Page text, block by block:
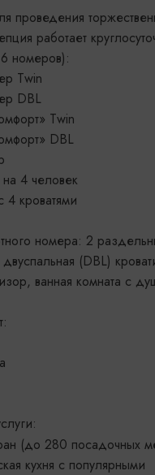
проведения
работает
номеров):
Twin
DBL
Twin
DBL
4 человек
4 кроватями
номера: 2
(DBL)
ванная комната с
(до 280 посадочных
кухня с популярными